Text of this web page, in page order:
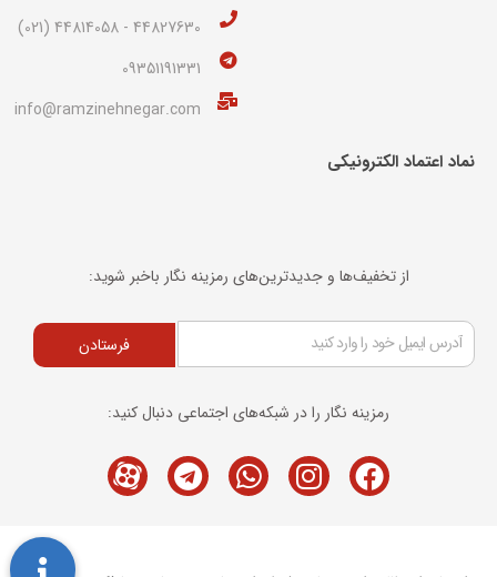
44827630 - 44814058 (021)
09351191331
info@ramzinehnegar.com
نماد اعتماد الکترونیکی​
از تخفیف‌ها و جدیدترین‌های رمزینه نگار باخبر شوید:
فرستادن
رمزینه نگار را در شبکه‌های اجتماعی دنبال کنید:
Facebook
Instagram
Whatsapp
Telegram
M-
icon-
aparat